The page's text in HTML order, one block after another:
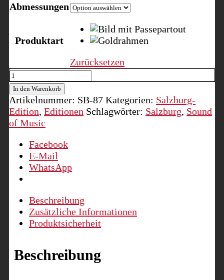
Abmessungen
Produktart
Zurücksetzen
Schloss
Leopoldskron
Menge
In den Warenkorb
Artikelnummer: SB-87 Kategorien: Salzburg-
Edition, Editionen Schlagwörter: Salzburg, Sound
of Music
Facebook
E-Mail
WhatsApp
Beschreibung
Zusätzliche Informationen
Produktsicherheit
Beschreibung